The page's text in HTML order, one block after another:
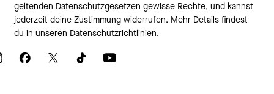
geltenden Datenschutzgesetzen gewisse Rechte, und kannst
jederzeit deine Zustimmung widerrufen. Mehr Details findest
du in unseren Datenschutzrichtlinien.